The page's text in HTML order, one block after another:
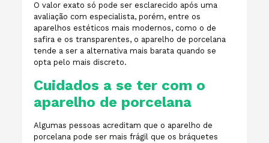
O valor exato só pode ser esclarecido após uma
avaliação com especialista, porém, entre os
aparelhos estéticos mais modernos, como o de
safira e os transparentes, o aparelho de porcelana
tende a ser a alternativa mais barata quando se
opta pelo mais discreto.
Cuidados a se ter com o
aparelho de porcelana
Algumas pessoas acreditam que o aparelho de
porcelana pode ser mais frágil que os bráquetes